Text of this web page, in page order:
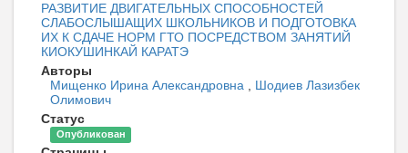
РАЗВИТИЕ ДВИГАТЕЛЬНЫХ СПОСОБНОСТЕЙ
СЛАБОСЛЫШАЩИХ ШКОЛЬНИКОВ И ПОДГОТОВКА
ИХ К СДАЧЕ НОРМ ГТО ПОСРЕДСТВОМ ЗАНЯТИЙ
КИОКУШИНКАЙ КАРАТЭ
Авторы
Мищенко Ирина Александровна , Шодиев Лазизбек
Олимович
Статус
Опубликован